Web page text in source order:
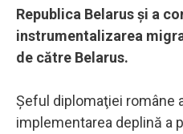
Republica Belarus şi a
instrumentalizarea
de către Belarus.
Şeful diplomaţiei române
implementarea deplină a